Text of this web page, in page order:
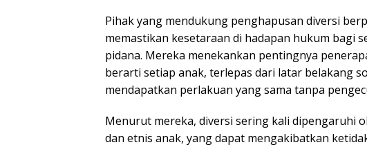
Pihak yang mendukung penghapusan diversi
memastikan kesetaraan di hadapan hukum bagi
pidana. Mereka menekankan pentingnya
berarti setiap anak, terlepas dari latar belakang
mendapatkan perlakuan yang sama tanpa
Menurut mereka, diversi sering kali dipengaruhi
dan etnis anak, yang dapat mengakibatkan